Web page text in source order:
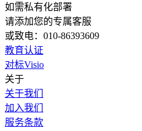
如需私有化部署
请添加您的专属客服
或致电：010-86393609
教育认证
对标Visio
关于
关于我们
加入我们
服务条款